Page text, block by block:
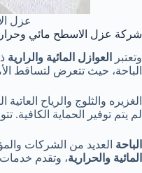
عزل
شركة عزل الاسطح مائي وحراري بالباحة
وتعتبر
العوازل المائية والرارية
الباحة، حيث تتعرض لتساقط
الغزيره والثلوج والرياح
لم يتم توفير الحماية الكافية.
الباحة العديد من الشركات
المائية والحرارية، وتقدم خدمات